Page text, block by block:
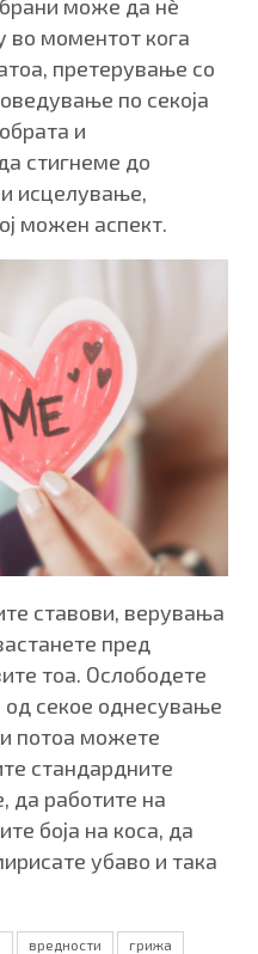
може да нè
во моментот кога
претерување со
по секоја
и
стигнеме до
исцелување,
можен аспект.
ставови, верувања
пред
тоа. Ослободете
од секое однесување
потоа можете
стандардните
да работите на
боја на коса, да
убаво и така
вредности
грижа